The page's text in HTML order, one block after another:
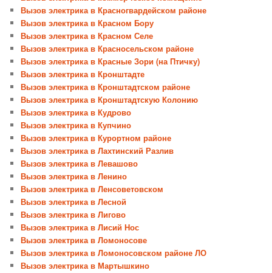
Вызов электрика в Красногвардейском районе
Вызов электрика в Красном Бору
Вызов электрика в Красном Селе
Вызов электрика в Красносельском районе
Вызов электрика в Красные Зори (на Птичку)
Вызов электрика в Кронштадте
Вызов электрика в Кронштадтском районе
Вызов электрика в Кронштадтскую Колонию
Вызов электрика в Кудрово
Вызов электрика в Купчино
Вызов электрика в Курортном районе
Вызов электрика в Лахтинский Разлив
Вызов электрика в Левашово
Вызов электрика в Ленино
Вызов электрика в Ленсоветовском
Вызов электрика в Лесной
Вызов электрика в Лигово
Вызов электрика в Лисий Нос
Вызов электрика в Ломоносове
Вызов электрика в Ломоносовском районе ЛО
Вызов электрика в Мартышкино